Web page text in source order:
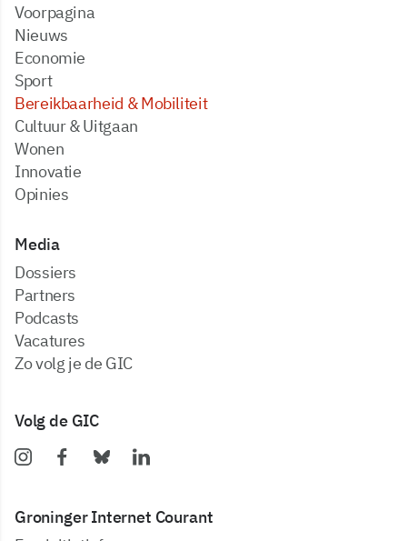
Voorpagina
Nieuws
Economie
Sport
Bereikbaarheid & Mobiliteit
Cultuur & Uitgaan
Wonen
Innovatie
Opinies
Media
dossiers
partners
podcasts
vacatures
zo volg je de GIC
Volg de GIC
Groninger Internet Courant